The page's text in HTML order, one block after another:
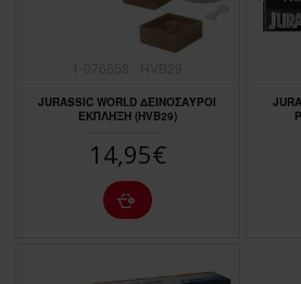
JURASSIC WORLD ΔΕΙΝΟΣΑΥΡΟΙ
ΕΚΠΛΗΞΗ (HVB29)
14,95€